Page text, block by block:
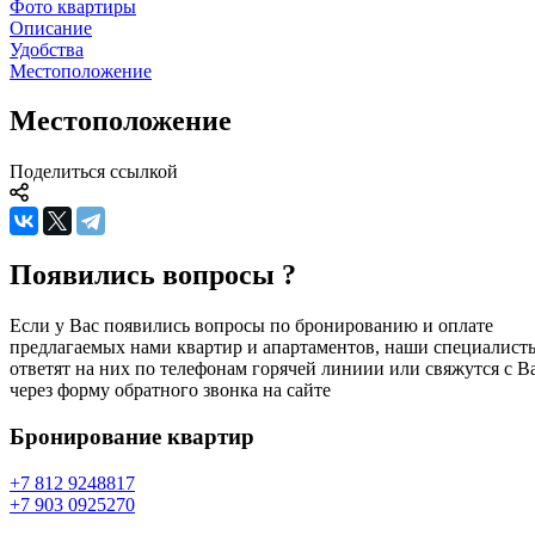
Фото квартиры
Описание
Удобства
Местоположение
Местоположение
Поделиться ссылкой
Появились вопросы ?
Если у Вас появились вопросы по бронированию и оплате
предлагаемых нами квартир и апартаментов, наши
ответят на них по телефонам горячей линиии или свяжутся с
через форму обратного звонка на сайте
Бронирование квартир
+7 812 9248817
+7 903 0925270